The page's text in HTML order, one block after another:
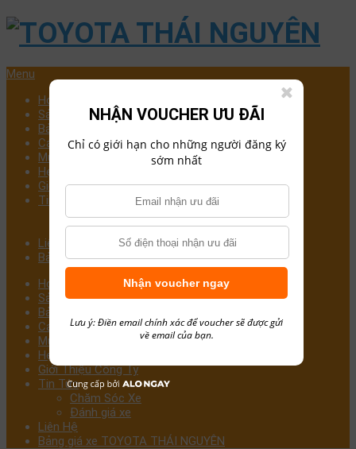
Menu
Home
Sản Phẩm
Bảng Giá Xe
Các Dòng Xe
Mua Xe Trả Góp
Hẹn Lịch Sửa Chữa
Giới Thiệu Công Ty
Tin Tức
Chăm Sóc Xe
Đánh giá xe
Liên Hệ
Bảng giá xe TOYOTA THÁI NGUYÊN
Home
Sản Phẩm
Bảng Giá Xe
Các Dòng Xe
Mua Xe Trả Góp
Hẹn Lịch Sửa Chữa
Giới Thiệu Công Ty
Tin Tức
Chăm Sóc Xe
Đánh giá xe
Liên Hệ
Bảng giá xe TOYOTA THÁI NGUYÊN
NHẬN VOUCHER ƯU ĐÃI
Chỉ có giới hạn cho những người đăng ký
sớm nhất
Nhận voucher ngay
Lưu ý: Điền email chính xác để voucher sẽ được gửi
về email của bạn.